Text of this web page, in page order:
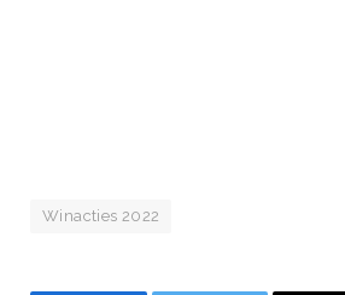
Winacties 2022